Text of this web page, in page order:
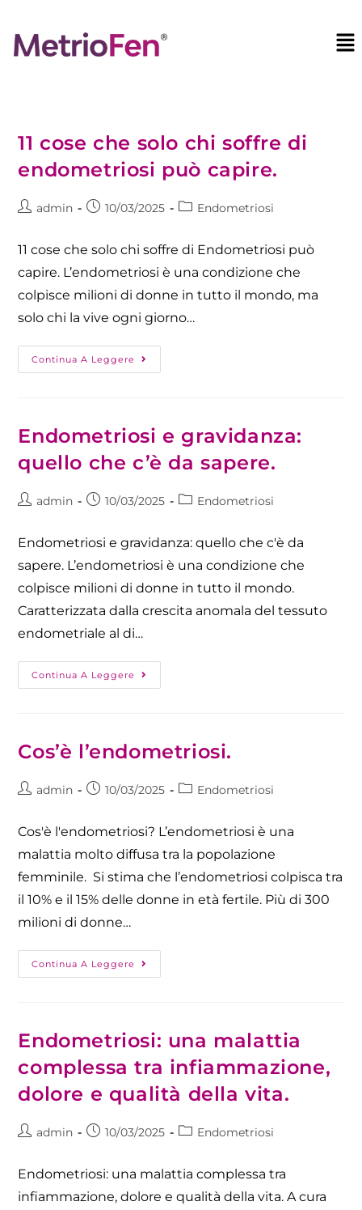
11 cose che solo chi soffre di
endometriosi può capire.
admin 10/03/2025 Endometriosi
11 cose che solo chi soffre di Endometriosi può
capire. L’endometriosi è una condizione che
colpisce milioni di donne in tutto il mondo, ma
solo chi la vive ogni giorno…
Continua A Leggere
Endometriosi e gravidanza:
quello che c’è da sapere.
admin 10/03/2025 Endometriosi
Endometriosi e gravidanza: quello che c'è da
sapere. L’endometriosi è una condizione che
colpisce milioni di donne in tutto il mondo.
Caratterizzata dalla crescita anomala del tessuto
endometriale al di…
Continua A Leggere
Cos’è l’endometriosi.
admin 10/03/2025 Endometriosi
Cos'è l'endometriosi? L’endometriosi è una
malattia molto diffusa tra la popolazione
femminile. Si stima che l’endometriosi colpisca tra
il 10% e il 15% delle donne in età fertile. Più di 300
milioni di donne…
Continua A Leggere
Endometriosi: una malattia
complessa tra infiammazione,
dolore e qualità della vita.​
admin 10/03/2025 Endometriosi
Endometriosi: una malattia complessa tra
infiammazione, dolore e qualità della vita. A cura